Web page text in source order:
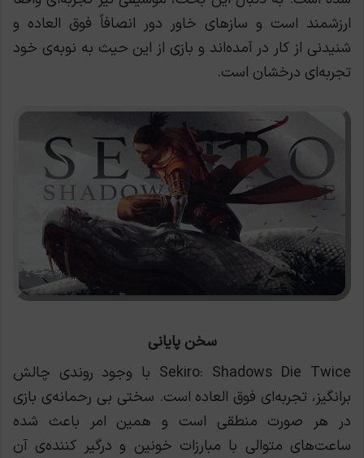
ارزشمند است و سازهای خاور دور انصافاً فوق العاده و
شنیدنی از کار در آمده‌اند و بازی از این حیث به نوبه‌ی خود
تجربه‌ای درخشان است.
سخن پایانی
Sekiro: Shadows Die Twice با وجود روندی چالش
برانگیز، تجربه‌ای فوق العاده است. سختی بی رحمانه‌ی بازی
در هر صورت منطقی است و همین امر باعث شده
ساعت‌های متوالی با مبارزات خونین و درگیر کننده‌ی آن